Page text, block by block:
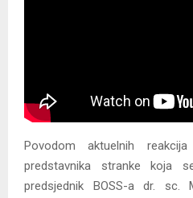
Povodom aktuelnih
predstavnika stranke koja
predsjednik BOSS-a dr. sc.